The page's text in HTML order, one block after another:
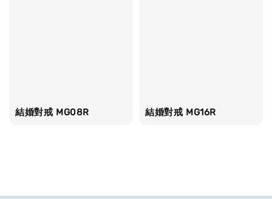
結婚對戒 MG08R 結婚對戒 MG16R